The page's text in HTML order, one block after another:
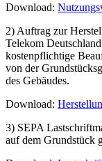
Download:
2) Auftrag zur
Telekom
kostenpflichtige
von der
des Gebäudes.
Download:
3) SEPA
auf dem Grundstück